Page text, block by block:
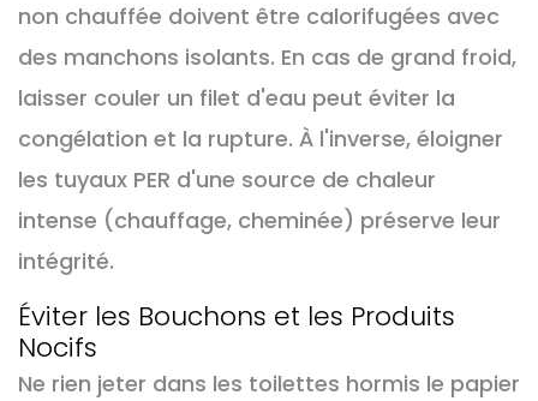
non chauffée doivent être calorifugées avec
des manchons isolants. En cas de grand froid,
laisser couler un filet d'eau peut éviter la
congélation et la rupture. À l'inverse, éloigner
les tuyaux PER d'une source de chaleur
intense (chauffage, cheminée) préserve leur
intégrité.
Éviter les Bouchons et les Produits
Nocifs
Ne rien jeter dans les toilettes hormis le papier